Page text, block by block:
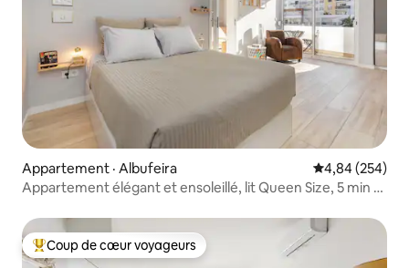
Appartement · Albufeira Note
4,84 (254)
Appartement élégant et ensoleillé, lit Queen Size, 5 min à
Coup de cœur voyageurs parmi les plus aimés
Coup de cœur voyageurs